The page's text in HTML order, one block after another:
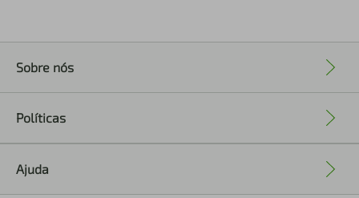
Sobre nós
Políticas
Ajuda